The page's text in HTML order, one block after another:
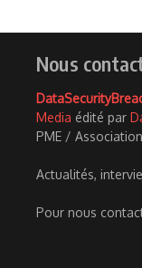
Nous
Media édité par
PME /
Actualités,
Pour nous